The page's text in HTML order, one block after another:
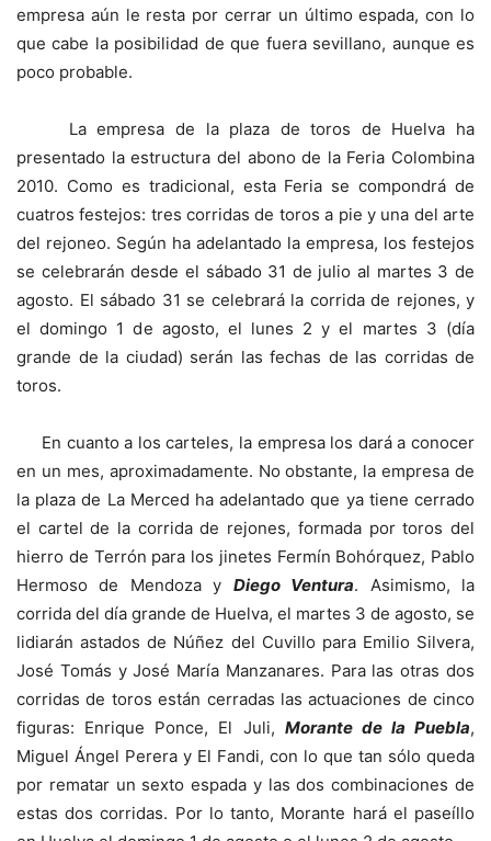
empresa aún le resta por cerrar un último espada, con lo
que cabe la posibilidad de que fuera sevillano, aunque es
poco probable.
La empresa de la plaza de toros de Huelva ha
presentado la estructura del abono de la Feria Colombina
2010. Como es tradicional, esta Feria se compondrá de
cuatros festejos: tres corridas de toros a pie y una del arte
del rejoneo. Según ha adelantado la empresa, los festejos
se celebrarán desde el sábado 31 de julio al martes 3 de
agosto. El sábado 31 se celebrará la corrida de rejones, y
el domingo 1 de agosto, el lunes 2 y el martes 3 (día
grande de la ciudad) serán las fechas de las corridas de
toros.
En cuanto a los carteles, la empresa los dará a conocer
en un mes, aproximadamente. No obstante, la empresa de
la plaza de La Merced ha adelantado que ya tiene cerrado
el cartel de la corrida de rejones, formada por toros del
hierro de Terrón para los jinetes Fermín Bohórquez, Pablo
Hermoso de Mendoza y Diego Ventura. Asimismo, la
corrida del día grande de Huelva, el martes 3 de agosto, se
lidiarán astados de Núñez del Cuvillo para Emilio Silvera,
José Tomás y José María Manzanares. Para las otras dos
corridas de toros están cerradas las actuaciones de cinco
figuras: Enrique Ponce, El Juli, Morante de la Puebla,
Miguel Ángel Perera y El Fandi, con lo que tan sólo queda
por rematar un sexto espada y las dos combinaciones de
estas dos corridas. Por lo tanto, Morante hará el paseíllo